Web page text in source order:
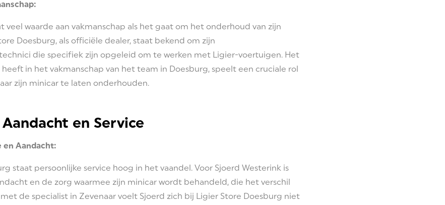
veel waarde aan vakmanschap als het gaat om het onderhoud van zijn
Doesburg, als officiële dealer, staat bekend om zijn
die specifiek zijn opgeleid om te werken met Ligier-voertuigen. Het
in het vakmanschap van het team in Doesburg, speelt een cruciale rol
zijn minicar te laten onderhouden.
en Service
en Aandacht:
staat persoonlijke service hoog in het vaandel. Voor Sjoerd Westerink is
en de zorg waarmee zijn minicar wordt behandeld, die het verschil
de specialist in Zevenaar voelt Sjoerd zich bij Ligier Store Doesburg niet